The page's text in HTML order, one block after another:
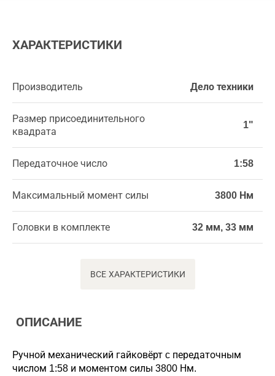
ХАРАКТЕРИСТИКИ
Производитель Дело техники
Размер присоединительного
квадрата
1"
Передаточное число 1:58
Максимальный момент силы 3800 Нм
Головки в комплекте 32 мм, 33 мм
ВСЕ ХАРАКТЕРИСТИКИ
ОПИСАНИЕ
Ручной механический гайковёрт c передаточным
числом 1:58 и моментом силы 3800 Нм.